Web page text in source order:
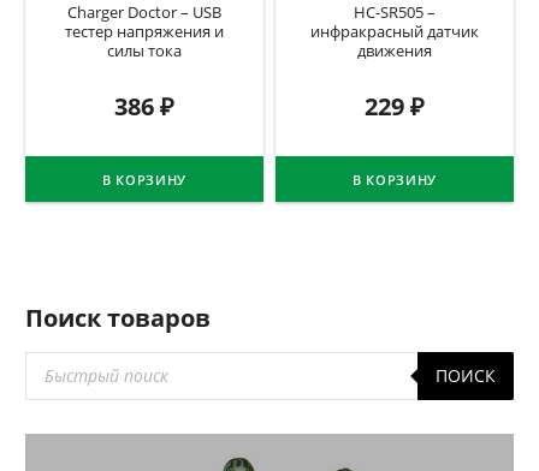
Charger Doctor – USB
тестер напряжения и
силы тока
386₽
В КОРЗИНУ
HC-SR505 –
инфракрасный датчик
движения
229₽
В КОРЗИНУ
Поиск товаров
товаров
ПОИСК